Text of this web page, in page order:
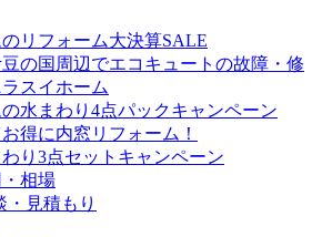
リフォーム大決算SALE
の国周辺でエコキュートの故障・修
スイホーム
水まわり4点パックキャンペーン
得に内窓リフォーム！
り3点セットキャンペーン
相場
見積もり